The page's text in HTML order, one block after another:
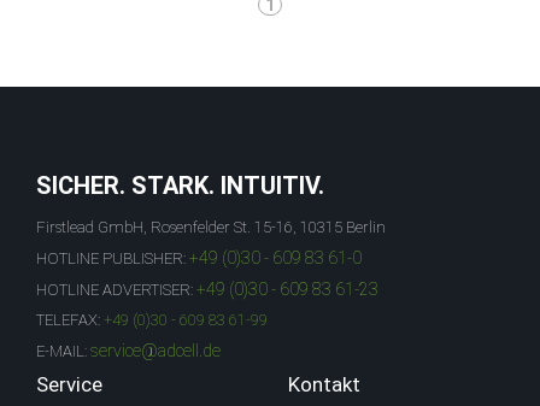
1
SICHER. STARK. INTUITIV.
Firstlead GmbH, Rosenfelder St. 15-16, 10315 Berlin
HOTLINE PUBLISHER: +49 (0)30 - 609 83 61-0
HOTLINE ADVERTISER: +49 (0)30 - 609 83 61-23
TELEFAX: +49 (0)30 - 609 83 61-99
E-MAIL: service@adcell.de
Service Kontakt